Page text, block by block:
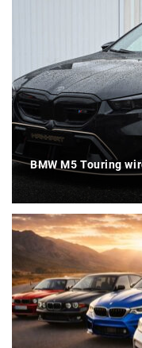
BMW M5 Touring